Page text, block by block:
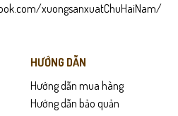
xuongsanxuatChuHaiNam/
HƯỚNG DẪN
Hướng dẫn mua hàng
Hướng dẫn bảo quản